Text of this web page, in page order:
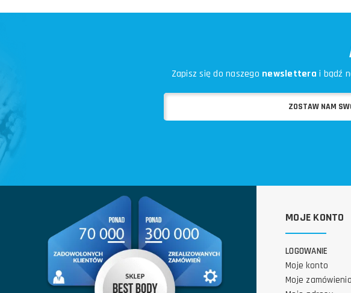
Zapisz się do naszego newslettera i bądź
MOJE KONTO
LOGOWANIE
Moje konto
Moje zamówienia